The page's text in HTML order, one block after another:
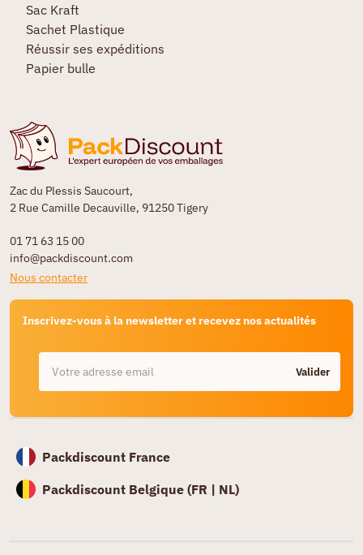
Zac du Plessis Saucourt,
2 Rue Camille Decauville, 91250 Tigery
01 71 63 15 00
info@packdiscount.com
Nous contacter
Inscrivez-vous à la newsletter et recevez nos actualités
Valider
Sac Kraft
Sachet Plastique
Réussir ses expéditions
Papier bulle
Packdiscount France
Packdiscount Belgique (FR | NL)